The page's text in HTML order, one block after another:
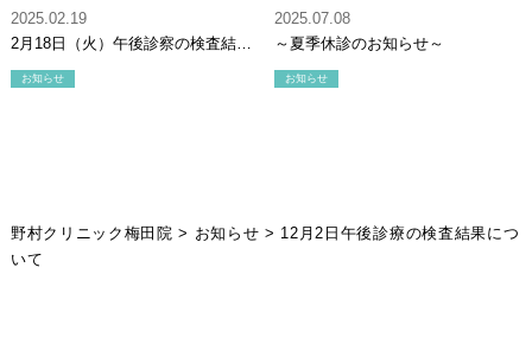
2月18日（火）午後診察の検査結果
2025.02.19
お知らせ
～夏季休診のお知らせ～
2025.07.08
お知らせ
野村クリニック梅田院 > お知らせ > 12月2日午後診療の検査結果につ
いて